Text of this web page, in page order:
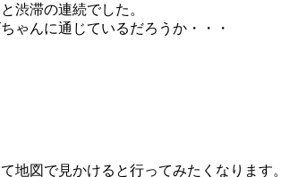
渋滞の連続でした。
ゃんに通じているだろうか・・・
地図で見かけると行ってみたくなります。